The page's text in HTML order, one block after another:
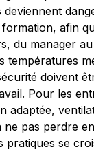
afin
du manager
températures
doivent
Pour les
adaptée,
ne pas perdre
pratiques se